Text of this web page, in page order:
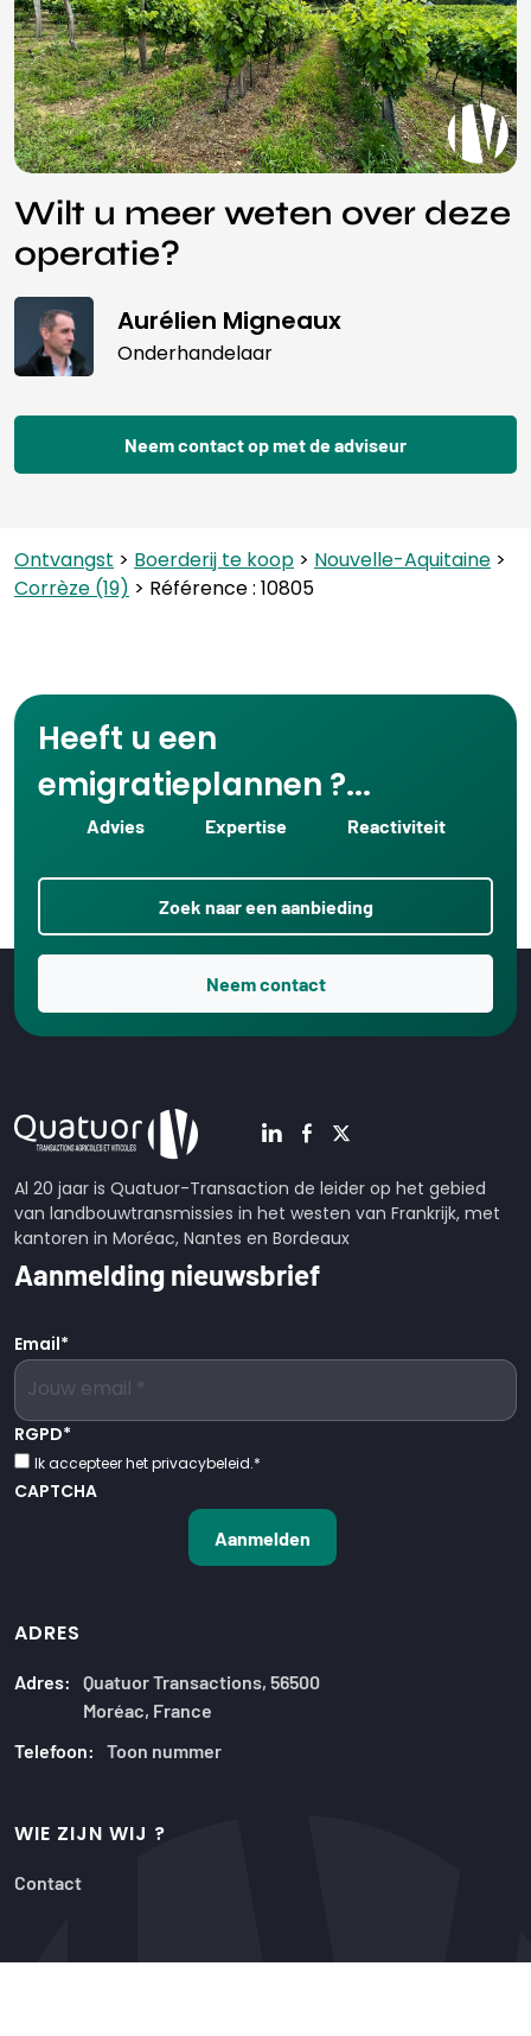
Wilt u meer weten over deze
operatie?
Aurélien Migneaux
Onderhandelaar
Neem contact op met de adviseur
Ontvangst> Boerderij te koop> Nouvelle-Aquitaine>
Corrèze (19)> Référence : 10805
Heeft u een
emigratieplannen ?...
Advies Expertise Reactiviteit
Zoek naar een aanbieding
Neem contact
Al 20 jaar is Quatuor-Transaction de leider op het gebied
van landbouwtransmissies in het westen van Frankrijk, met
kantoren in Moréac, Nantes en Bordeaux
Aanmelding nieuwsbrief
Email*
RGPD*
Ik accepteer het privacybeleid.*
CAPTCHA
ADRES
Adres: Quatuor Transactions, 56500
Moréac, France
Telefoon: Toon nummer
WIE ZIJN WIJ ?
Contact